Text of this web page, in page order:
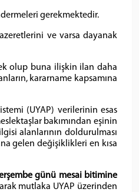
gerekmektedir.
ve varsa dayanak
olup buna ilişkin ilan daha
kararname kapsamına
(UYAP) verilerinin esas
bakımından eşinin
alanlarının doldurulması
gelen değişiklikleri en kısa
günü mesai bitimine
mutlaka UYAP üzerinden